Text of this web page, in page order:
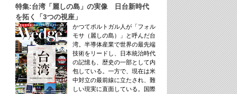
特集:台湾「麗しの島」の実像 日台新時代
を拓く「3つの視座」
かつてポルトガル人が「フォル
モサ（麗しの島）」と呼んだ台
湾。半導体産業で世界の最先端
技術をリードし、日本統治時代
の記憶も、歴史の一部として内
包している。一方で、現在は米
中対立の最前線に立たされ、難
しい現実に直面している。国際